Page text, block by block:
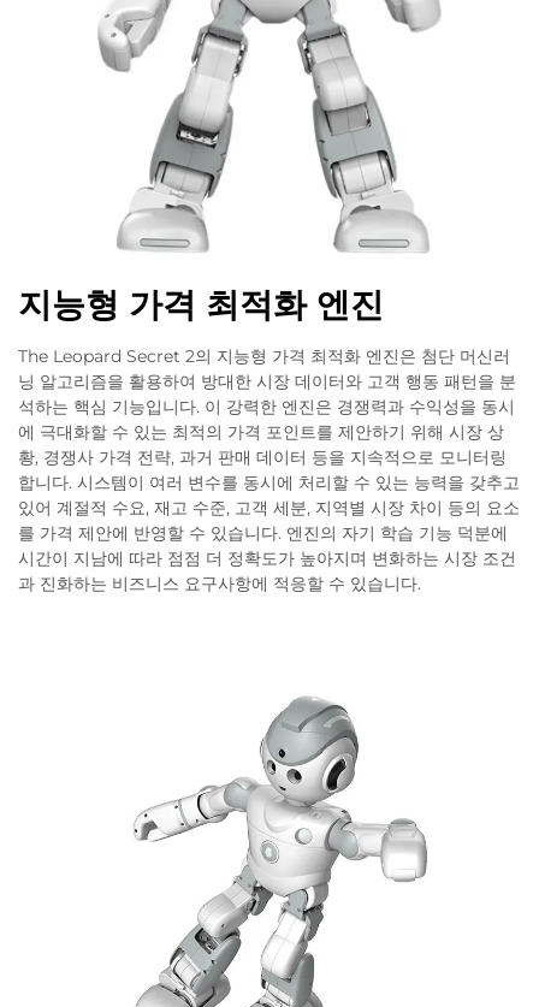
지능형 가격 최적화 엔진
The Leopard Secret 2의 지능형 가격 최적화 엔진은 첨단 머신러
닝 알고리즘을 활용하여 방대한 시장 데이터와 고객 행동 패턴을 분
석하는 핵심 기능입니다. 이 강력한 엔진은 경쟁력과 수익성을 동시
에 극대화할 수 있는 최적의 가격 포인트를 제안하기 위해 시장 상
황, 경쟁사 가격 전략, 과거 판매 데이터 등을 지속적으로 모니터링
합니다. 시스템이 여러 변수를 동시에 처리할 수 있는 능력을 갖추고
있어 계절적 수요, 재고 수준, 고객 세분, 지역별 시장 차이 등의 요소
를 가격 제안에 반영할 수 있습니다. 엔진의 자기 학습 기능 덕분에
시간이 지남에 따라 점점 더 정확도가 높아지며 변화하는 시장 조건
과 진화하는 비즈니스 요구사항에 적응할 수 있습니다.